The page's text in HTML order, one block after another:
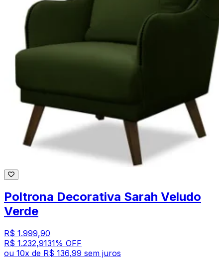
Poltrona Decorativa Sarah Veludo
Verde
R$ 1.999,90
R$ 1.232,9131% OFF
ou 10x de R$ 136,99 sem juros